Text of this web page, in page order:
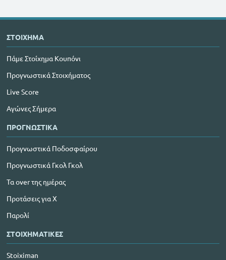
ΣΤΟΙΧΗΜΑ
Πάμε Στοίχημα Κουπόνι
Προγνωστικά Στοιχήματος
Live Score
Αγώνες Σήμερα
ΠΡΟΓΝΩΣΤΙΚΑ
Προγνωστικά Ποδοσφαίρου
Προγνωστικά Γκολ Γκολ
Τα over της ημέρας
Προτάσεις για Χ
Παρολί
ΣΤΟΙΧΗΜΑΤΙΚΕΣ
Stoiximan